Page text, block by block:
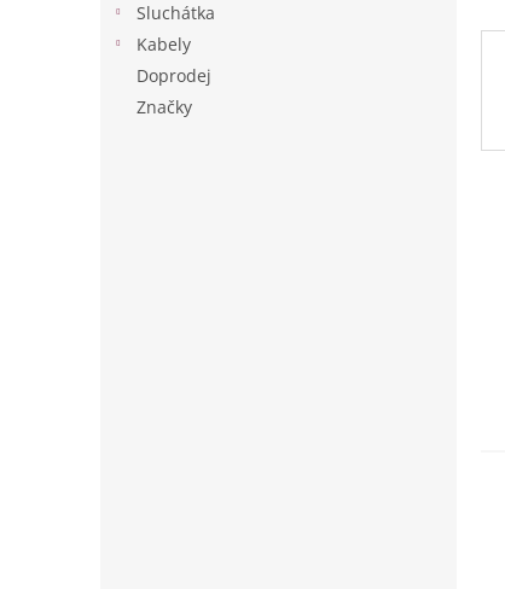
Sluchátka
Kabely
Doprodej
Značky